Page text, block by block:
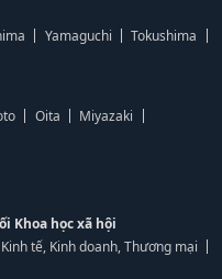
Yamaguchi
Tokushima
Oita
Miyazaki
Khoa học xã hội
Kinh tế, Kinh doanh, Thương mại